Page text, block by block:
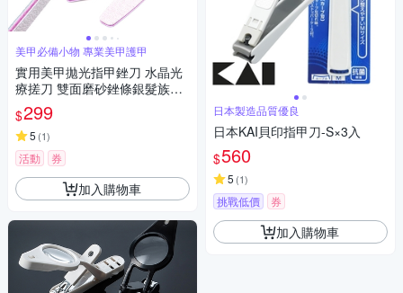
美甲必備小物 專業美甲護甲
實用美甲拋光指甲銼刀 水晶光
療搓刀 雙面磨砂銼條銀髮族護
理-超值4入 kiret
$299
5 (1)
活動 券
加入購物車
日本製造品質優良
日本KAI貝印指甲刀-S×3入
$560
5 (1)
挑戰低價 券
加入購物車